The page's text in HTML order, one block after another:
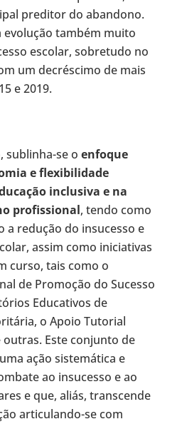
preditor do abandono.
evolução também muito
escolar, sobretudo no
um decréscimo de mais
e 2019.
sublinha-se o enfoque
e flexibilidade
inclusiva e na
profissional, tendo como
a redução do insucesso e
assim como iniciativas
curso, tais como o
de Promoção do Sucesso
Educativos de
o Apoio Tutorial
outras. Este conjunto de
ação sistemática e
ao insucesso e ao
e que, aliás, transcende
articulando-se com